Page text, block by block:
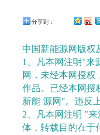
分享到：
中国新能源网版权
1、凡本网注明"来
网，未经本网授
作品。已经本网授
新能 源网"。违反
2、凡本网注明 "
体，转载目的在于